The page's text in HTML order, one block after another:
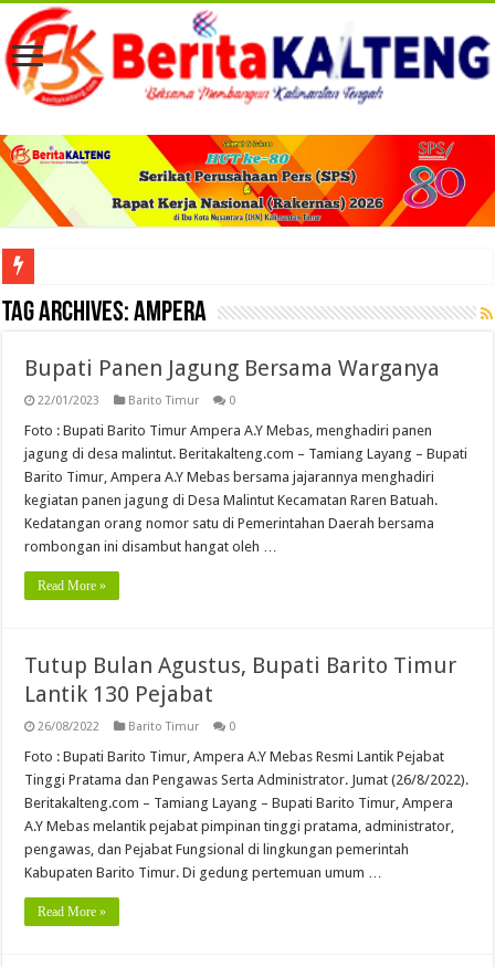
Viral! Selama Dua Bulan Lebih Siltap Serta Tunjangan Pemdes dan BPD di
Tag Archives:Ampera
Bupati Panen Jagung Bersama Warganya
22/01/2023 Barito Timur 0
Foto : Bupati Barito Timur Ampera A.Y Mebas, menghadiri panen
jagung di desa malintut. Beritakalteng.com – Tamiang Layang – Bupati
Barito Timur, Ampera A.Y Mebas bersama jajarannya menghadiri
kegiatan panen jagung di Desa Malintut Kecamatan Raren Batuah.
Kedatangan orang nomor satu di Pemerintahan Daerah bersama
rombongan ini disambut hangat oleh …
Read More »
Tutup Bulan Agustus, Bupati Barito Timur
Lantik 130 Pejabat
26/08/2022 Barito Timur 0
Foto : Bupati Barito Timur, Ampera A.Y Mebas Resmi Lantik Pejabat
Tinggi Pratama dan Pengawas Serta Administrator. Jumat (26/8/2022).
Beritakalteng.com – Tamiang Layang – Bupati Barito Timur, Ampera
A.Y Mebas melantik pejabat pimpinan tinggi pratama, administrator,
pengawas, dan Pejabat Fungsional di lingkungan pemerintah
Kabupaten Barito Timur. Di gedung pertemuan umum …
Read More »